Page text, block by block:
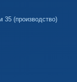
35 (производство)